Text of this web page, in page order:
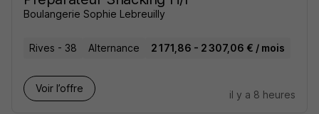
Boulangerie Sophie Lebreuilly
Rives - 38 Alternance 2 171,86 - 2 307,06 € / mois
Voir l’offre
il y a 8 heures